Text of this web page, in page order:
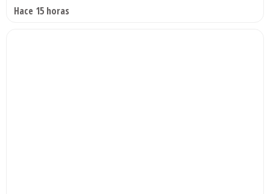
Hace 15 horas